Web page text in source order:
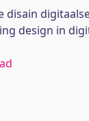
disain
design in